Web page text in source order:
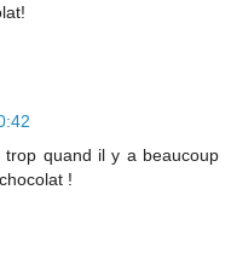
quand il y a beaucoup
!